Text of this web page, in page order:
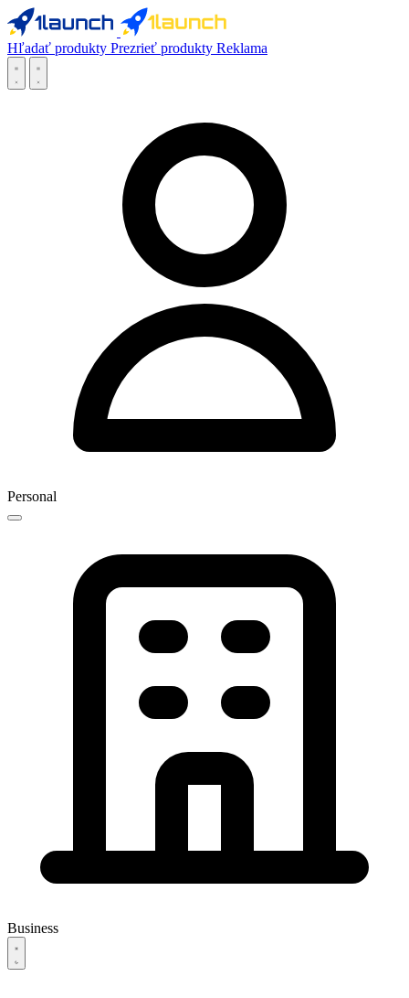
Hľadať produkty Prezrieť produkty Reklama
Personal
Business